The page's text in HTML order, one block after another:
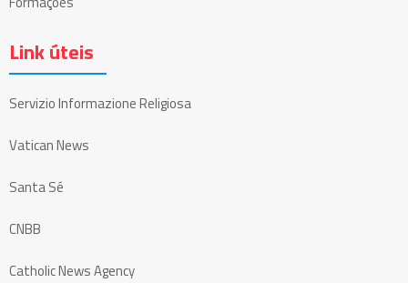
Link úteis
Servizio Informazione Religiosa
Vatican News
Santa Sé
CNBB
Catholic News Agency